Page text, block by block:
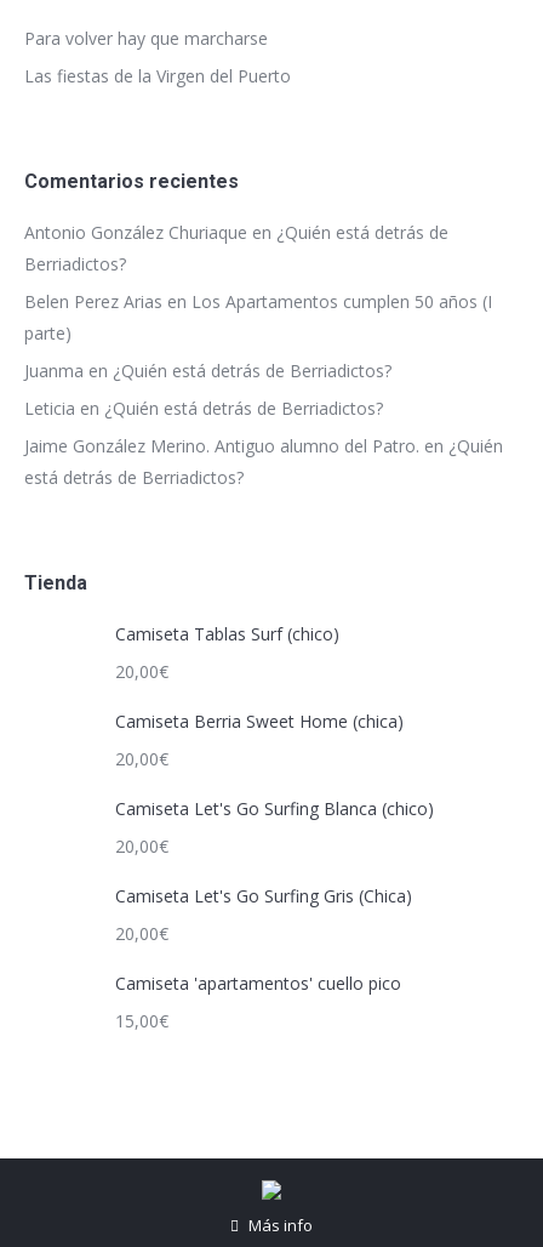
Para volver hay que marcharse
Las fiestas de la Virgen del Puerto
Comentarios recientes
Antonio González Churiaque en ¿Quién está detrás de
Berriadictos?
Belen Perez Arias en Los Apartamentos cumplen 50 años (I
parte)
Juanma en ¿Quién está detrás de Berriadictos?
Leticia en ¿Quién está detrás de Berriadictos?
Jaime González Merino. Antiguo alumno del Patro. en ¿Quién
está detrás de Berriadictos?
Tienda
Camiseta Tablas Surf (chico)
20,00€
Camiseta Berria Sweet Home (chica)
20,00€
Camiseta Let's Go Surfing Blanca (chico)
20,00€
Camiseta Let's Go Surfing Gris (Chica)
20,00€
Camiseta 'apartamentos' cuello pico
15,00€
Más info